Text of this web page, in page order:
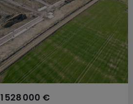
1 528 000 €